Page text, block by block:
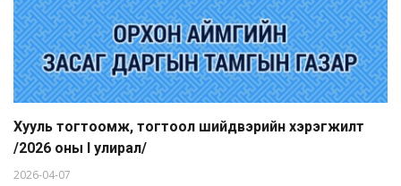
Хууль тогтоомж, тогтоол шийдвэрийн хэрэгжилт
/2026 оны I улирал/
2026-04-07